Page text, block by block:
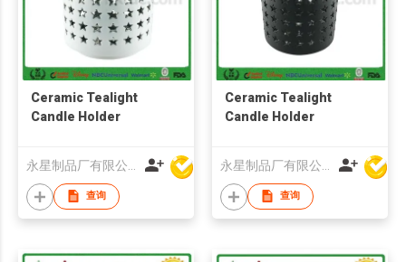
Ceramic Tealight
Candle Holder
查询
Ceramic Tealight
Candle Holder
查询